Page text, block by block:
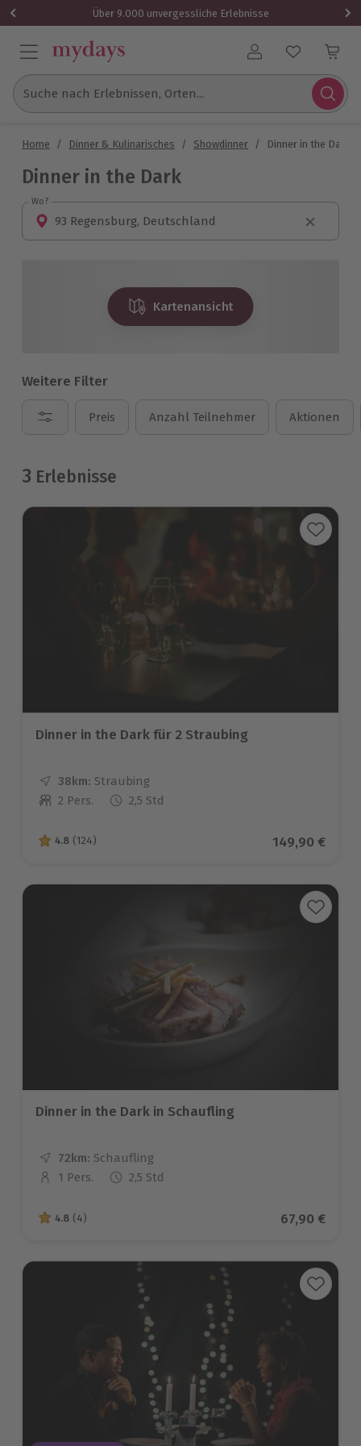
Über 9.000 unvergessliche Erlebnisse
Benutzerkonto
Suche nach Erlebnissen, Orten...
Home / Dinner & Kulinarisches / Showdinner / Dinner in the Dark
Dinner in the Dark
Wo?
Wo?
Kartenansicht
Weitere Filter
Preis Anzahl Teilnehmer Aktionen
3 Erlebnisse
Dinner in the Dark für 2 Straubing
38km: Entfernung
Standort
Straubing
Anzahl der Teilnehmer
2 Pers. 2,5 Std
4.8 von 5 Sternen basierend auf 124 Bewertungen
4.8 (124) Aktueller
149,90 €
Dinner in the Dark in Schaufling
72km: Entfernung
Standort
Schaufling
Anzahl der Teilnehmer
1 Pers. 2,5 Std
4.8 von 5 Sternen basierend auf 4 Bewertungen
4.8 (4) Aktueller
67,90 €